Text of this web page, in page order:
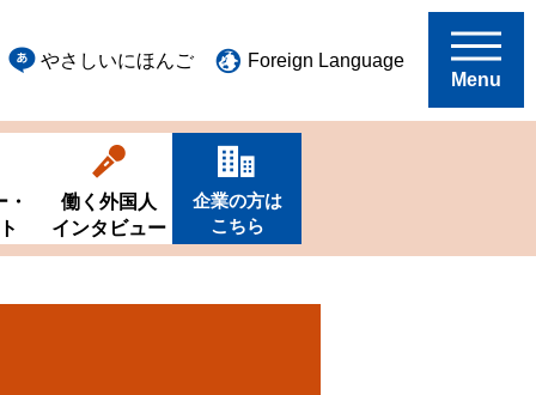
やさしいにほんご
Foreign Language
Menu
働く外国人
インタビュー
企業の方は
こちら